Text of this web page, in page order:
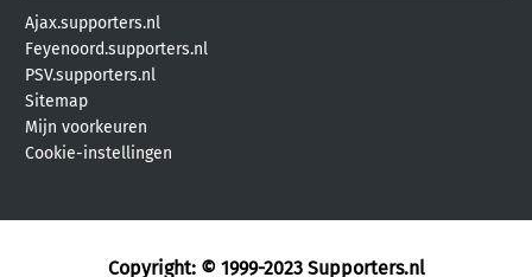
Ajax.supporters.nl
Feyenoord.supporters.nl
PSV.supporters.nl
Sitemap
Mijn voorkeuren
Cookie-instellingen
Copyright: © 1999-2023 Supporters.nl